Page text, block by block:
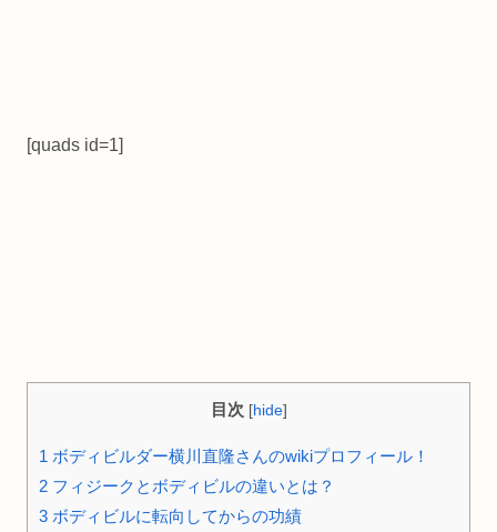
[quads id=1]
目次 [hide]
1 ボディビルダー横川直隆さんのwikiプロフィール！
2 フィジークとボディビルの違いとは？
3 ボディビルに転向してからの功績